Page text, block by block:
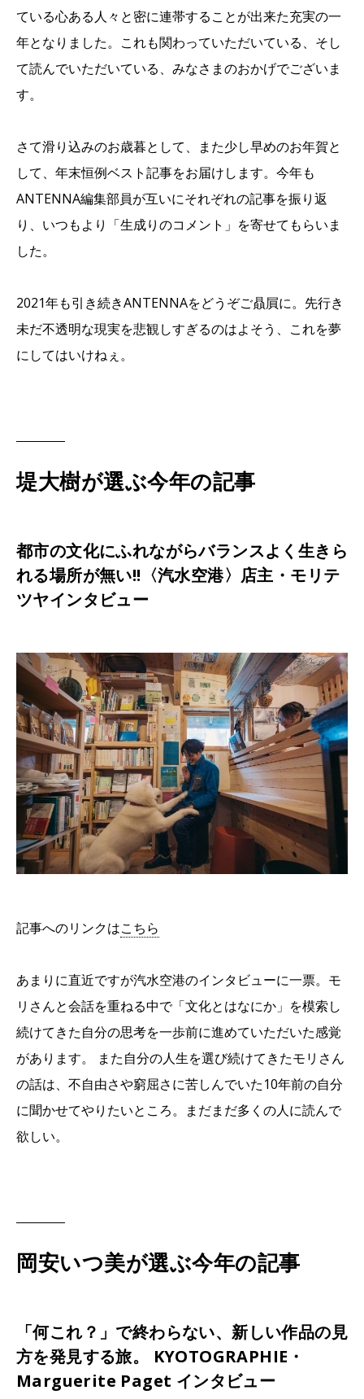
ている心ある人々と密に連帯することが出来た充実の一
年となりました。これも関わっていただいている、そし
て読んでいただいている、みなさまのおかげでございま
す。
さて滑り込みのお歳暮として、また少し早めのお年賀と
して、年末恒例ベスト記事をお届けします。今年も
ANTENNA編集部員が互いにそれぞれの記事を振り返
り、いつもより「生成りのコメント」を寄せてもらいま
した。
2021年も引き続きANTENNAをどうぞご贔屓に。先行き
未だ不透明な現実を悲観しすぎるのはよそう、これを夢
にしてはいけねぇ。
堤大樹が選ぶ今年の記事
都市の文化にふれながらバランスよく生きら
れる場所が無い!!〈汽水空港〉店主・モリテ
ツヤインタビュー
記事へのリンクはこちら
あまりに直近ですが汽水空港のインタビューに一票。モ
リさんと会話を重ねる中で「文化とはなにか」を模索し
続けてきた自分の思考を一歩前に進めていただいた感覚
があります。 また自分の人生を選び続けてきたモリさん
の話は、不自由さや窮屈さに苦しんでいた10年前の自分
に聞かせてやりたいところ。まだまだ多くの人に読んで
欲しい。
岡安いつ美が選ぶ今年の記事
「何これ？」で終わらない、新しい作品の見
方を発見する旅。 KYOTOGRAPHIE・
Marguerite Paget インタビュー